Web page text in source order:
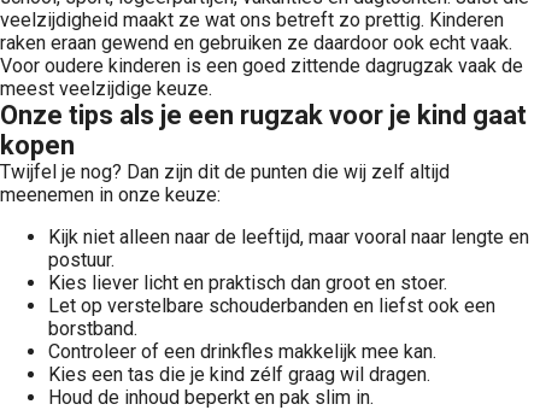
veelzijdigheid maakt ze wat ons betreft zo prettig. Kinderen
raken eraan gewend en gebruiken ze daardoor ook echt vaak.
Voor oudere kinderen is een goed zittende dagrugzak vaak de
meest veelzijdige keuze.
Onze tips als je een rugzak voor je kind gaat
kopen
Twijfel je nog? Dan zijn dit de punten die wij zelf altijd
meenemen in onze keuze:
Kijk niet alleen naar de leeftijd, maar vooral naar lengte en
postuur.
Kies liever licht en praktisch dan groot en stoer.
Let op verstelbare schouderbanden en liefst ook een
borstband.
Controleer of een drinkfles makkelijk mee kan.
Kies een tas die je kind zélf graag wil dragen.
Houd de inhoud beperkt en pak slim in.